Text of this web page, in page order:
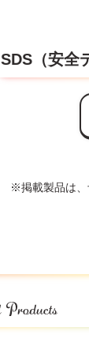
SDS（安全
※掲載製品は、